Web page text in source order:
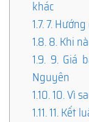
khác
1.7.7.
1.8.8. Khi
1.9. 9. Giá
Nguyên
1.10.10. Vì
1.11.11. Kết